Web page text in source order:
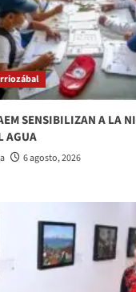
SENSIBILIZAN A LA
AGUA
6 agosto, 2026